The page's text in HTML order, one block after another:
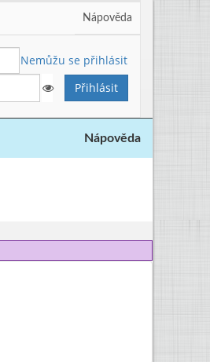
Nápověda
Nemůžu se přihlásit
Nápověda